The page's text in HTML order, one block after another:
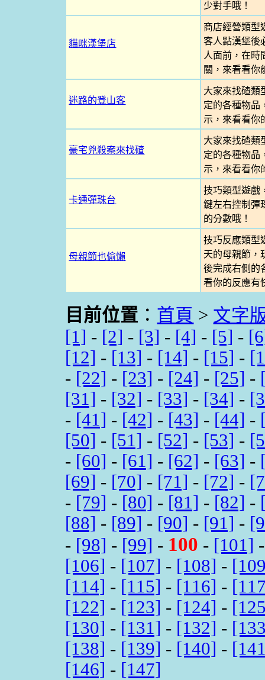
少對手哦！
貓咪漢堡店
商店經營類型
客人點漢堡後
人面前，在時
關，來看看你
迷路的登山客
大家來找碴類
定的各種物品
示，來看看你
豪宅兇殺案來找碴
大家來找碴類
定的各種物品
示，來看看你
卡通彈珠台
技巧類型遊戲
鍵左右控制彈
的分數哦！
母親節也偷懶
技巧反應類型
天的母親節，
後完成右側的
看你的反應有
目前位置 ： 首頁 > 文字
[1] - [2] - [3] - [4] - [5] -
[12] - [13] - [14] - [15] -
- [22] - [23] - [24] - [25] -
[31] - [32] - [33] - [34] -
- [41] - [42] - [43] - [44] -
[50] - [51] - [52] - [53] -
- [60] - [61] - [62] - [63] -
[69] - [70] - [71] - [72] -
- [79] - [80] - [81] - [82] -
[88] - [89] - [90] - [91] -
- [98] - [99] - 100 - [101]
[106] - [107] - [108] -
[114] - [115] - [116] -
[122] - [123] - [124] -
[130] - [131] - [132] -
[138] - [139] - [140] -
[146] - [147]